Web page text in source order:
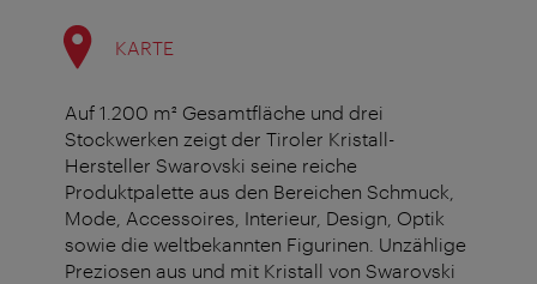
KARTE
Auf 1.200 m² Gesamtfläche und drei
Stockwerken zeigt der Tiroler Kristall-
Hersteller Swarovski seine reiche
Produktpalette aus den Bereichen Schmuck,
Mode, Accessoires, Interieur, Design, Optik
sowie die weltbekannten Figurinen. Unzählige
Preziosen aus und mit Kristall von Swarovski